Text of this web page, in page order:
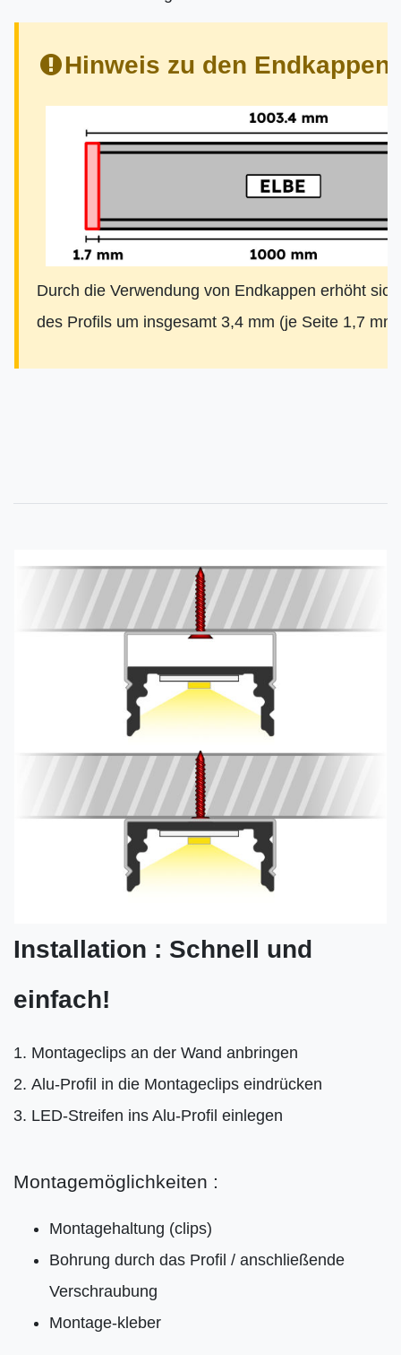
Hinweis zu den Endkappen:
Durch die Verwendung von Endkappen erhöht
des Profils um insgesamt 3,4 mm (je Seite 1,7
Installation : Schnell und
einfach!
Montageclips an der Wand anbringen
Alu-Profil in die Montageclips eindrücken
LED-Streifen ins Alu-Profil einlegen
Montagemöglichkeiten :
Montagehaltung (clips)
Bohrung durch das Profil / anschließende
Verschraubung
Montage-kleber